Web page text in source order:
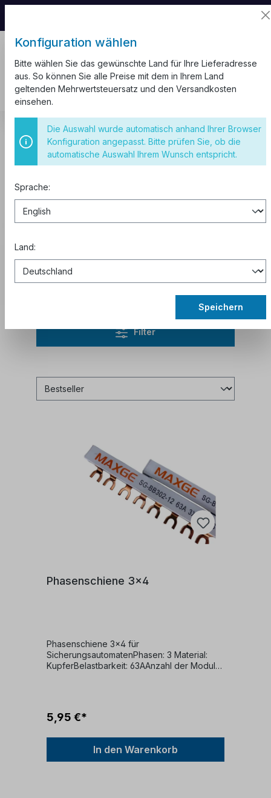
Sicherungsautomaten Phasenschienen
Phasenschienen
Kaufen zu B2B-Preisen
0% MwSt. für Geschäftskunden
Abonnieren Sie den Newsletter, um
aktuelle Rabattcodes zu erhalten.
Filter
Phasenschiene 3x4
Phasenschiene 3x4 für
SicherungsautomatenPhasen: 3 Material:
KupferBelastbarkeit: 63AAnzahl der Module:
5,95 €*
In den Warenkorb
Konfiguration wählen
Bitte wählen Sie das gewünschte Land für Ihre Lieferadresse
aus. So können Sie alle Preise mit dem in Ihrem Land
geltenden Mehrwertsteuersatz und den Versandkosten
einsehen.
Die Auswahl wurde automatisch anhand Ihrer Browser
Konfiguration angepasst. Bitte prüfen Sie, ob die
automatische Auswahl Ihrem Wunsch entspricht.
Sprache:
Land:
Speichern